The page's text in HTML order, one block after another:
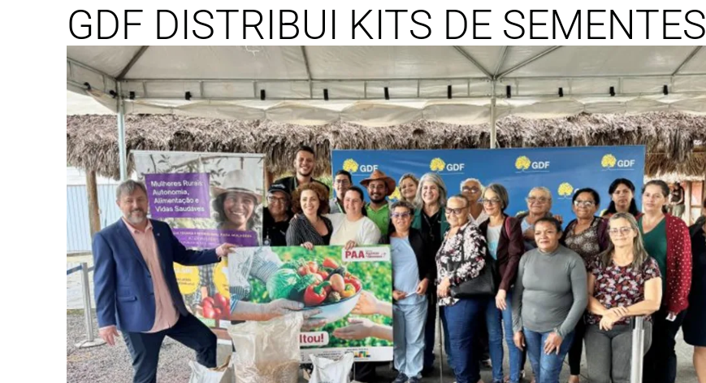
GDF DISTRIBUI KITS DE SEMENTES